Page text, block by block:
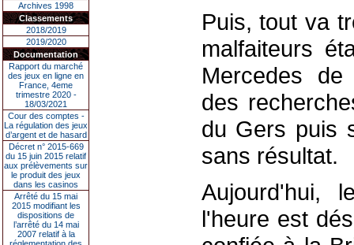
Archives 1998
Classements
2018/2019
2019/2020
Documentation
Rapport du marché
des jeux en ligne en
France, 4eme
trimestre 2020 -
18/03/2021
Cour des comptes -
La régulation des jeux
d’argent et de hasard
Décret n° 2015-669
du 15 juin 2015 relatif
aux prélèvements sur
le produit des jeux
dans les casinos
Arrêté du 15 mai
2015 modifiant les
dispositions de
l’arrêté du 14 mai
2007 relatif à la
Puis, tout va
malfaiteurs
Mercedes de
des
du Gers puis
sans résultat.
Aujourd'hui,
l'heure est